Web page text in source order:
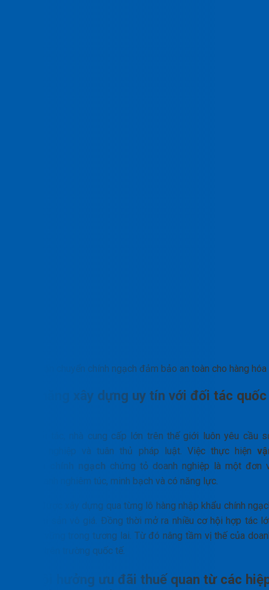
Vận chuyển chính ngạch đảm bảo an toàn cho hàng hóa
Khả năng xây dựng uy tín với đối tác quốc
Các đối tác, nhà cung cấp lớn trên thế giới luôn yêu cầu
chuyên nghiệp và tuân thủ pháp luật. Việc thực hiện
chuyển chính ngạch chứng tỏ doanh nghiệp là một đơn
kinh doanh nghiêm túc, minh bạch và có năng lực.
Uy tín được xây dựng qua từng lô hàng nhập khẩu chính
sẽ là tài sản vô giá. Đồng thời mở ra nhiều cơ hội hợp tác
và bền vững trong tương lai. Từ đó nâng tầm vị thế của
nghiệp trên trường quốc tế.
Cơ hội hưởng ưu đãi thuế quan từ các